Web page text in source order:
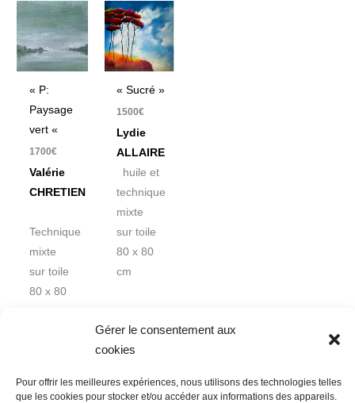
Gérer le consentement aux
cookies
Pour offrir les meilleures expériences, nous utilisons des technologies telles
que les cookies pour stocker et/ou accéder aux informations des appareils.
« P:
Paysage
vert «
1700€
Valérie
CHRETIEN
Technique
mixte
sur toile
80 x 80
« Sucré »
1500€
Lydie
ALLAIRE
huile et
technique
mixte
sur toile
80 x 80
cm